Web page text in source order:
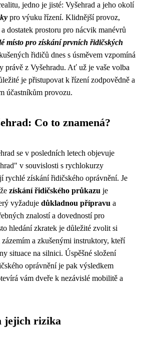
jedno je jisté: Vyšehrad a jeho okolí
pro výuku řízení. Klidnější provoz,
dostatek prostoru pro nácvik manévrů
místo pro získání prvních řidičských
řidičů dnes s úsměvem vzpomíná
právě z Vyšehradu. Ať už je vaše volba
je přistupovat k řízení zodpovědně a
účastníkům provozu.
Co to znamená?
se v posledních letech objevuje
v souvislosti s rychlokurzy
rychlé získání řidičského oprávnění. Je
získání řidičského průkazu je
vyžaduje důkladnou přípravu a
znalostí a dovedností pro
hledání zkratek je důležité zvolit si
a zkušenými instruktory, kteří
situace na silnici. Úspěšné složení
oprávnění je pak výsledkem
vám dveře k nezávislé mobilitě a
jejich rizika